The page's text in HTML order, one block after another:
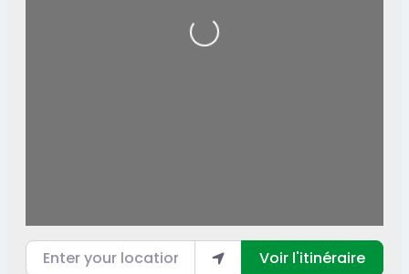
Loading...
Enter your location
Voir l'itinéraire